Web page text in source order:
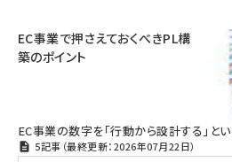
EC事業で押さえておくべきPL構
築のポイント
EC事業の数字を「行動から設計する」と
5記事（最終更新：2026年07月22日）